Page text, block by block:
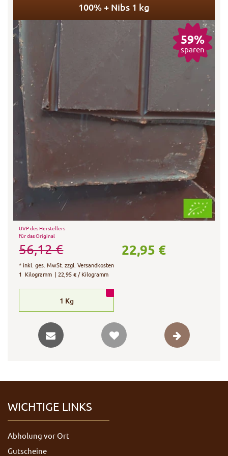
100% + Nibs 1 kg
59%
sparen
UVP des Herstellers
für das Original
56,12 € 22,95 €
*inkl. ges. MwSt. zzgl.Versandkosten
1 Kilogramm | 22,95 € / Kilogramm
1 Kg
WICHTIGE LINKS
Abholung vor Ort
Gutscheine